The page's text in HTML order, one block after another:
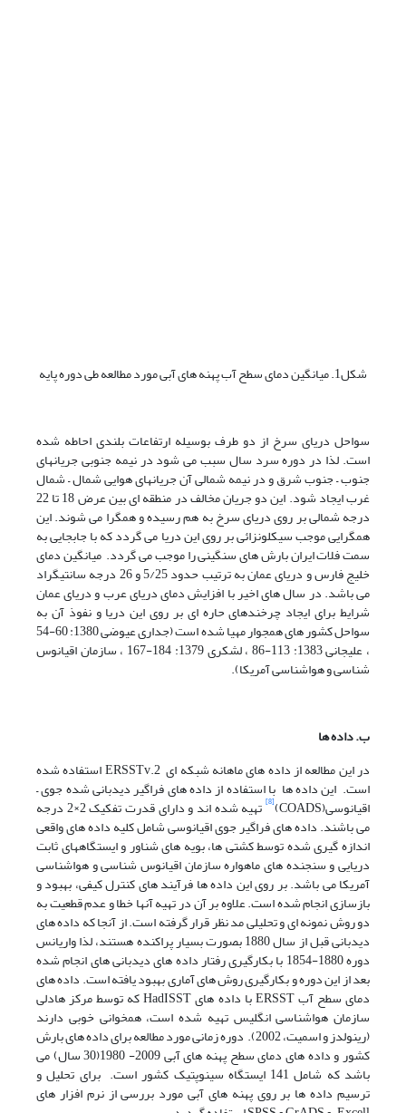
شکل1. میانگین دمای سطح آب پهنه های آبی مورد مطالعه طی دوره پایه
سواحل دریای سرخ از دو طرف بوسیله ارتفاعات بلندی احاطه شده
است. لذا در دوره سرد سال سبب می شود در نیمه جنوبی جریانهای
جنوب – جنوب شرق و در نیمه شمالی آن جریانهای هوایی شمال – شمال
غرب ایجاد شود. این دو جریان مخالف در منطقه ای بین عرض 18 تا 22
درجه شمالی بر روی دریای سرخ به هم رسیده و همگرا می شوند. این
همگرایی موجب سیکلونزائی بر روی این دریا می گردد که با جابجایی به
سمت فلات ایران بارش های سنگینی را موجب می گردد. میانگین دمای
خلیج فارس و دریای عمان به ترتیب حدود 5/25 و 26 درجه سانتیگراد
می باشد. در سال های اخیر با افزایش دمای دریای عرب و دریای عمان
شرایط برای ایجاد چرخندهای حاره ای بر روی این دریا و نفوذ آن به
سواحل کشور های همجوار مهیا شده است (جداری عیوضی 1380: 60-54
، علیجانی 1383: 113-86 ، لشکری 1379: 184-167 ، سازمان اقیانوس
شناسی و هواشناسی آمریکا).
ب. داده ها
در این مطالعه از داده های ماهانه شبکه ای ERSSTv.2 استفاده شده
است. این داده ها با استفاده از داده های فراگیر دیدبانی شده جوی –
اقیانوسی(COADS) [8] تهیه شده اند و دارای قدرت تفکیک 2×2 درجه
می باشند. داده های فراگیر جوی اقیانوسی شامل کلیه داده های واقعی
اندازه گیری شده توسط کشتی ها، بویه های شناور و ایستگاههای ثابت
دریایی و سنجنده های ماهواره سازمان اقیانوس شناسی و هواشناسی
آمریکا می باشد. بر روی این داده ها فرآیند های کنترل کیفی، بهبود و
بازسازی انجام شده است. علاوه بر آن در تهیه آنها خطا و عدم قطعیت به
دو روش نمونه ای و تحلیلی مد نظر قرار گرفته است. از آنجا که داده های
دیدبانی قبل از سال 1880 بصورت بسیار پراکنده هستند، لذا واریانس
دوره 1880-1854 با بکارگیری رفتار داده های دیدبانی های انجام شده
بعد از این دوره و بکارگیری روش های آماری بهبود یافته است. داده های
دمای سطح آب ERSST با داده های HadISST که توسط مرکز هادلی
سازمان هواشناسی انگلیس تهیه شده است، همخوانی خوبی دارند
(رینولدز و اسمیت، 2002). دوره زمانی مورد مطالعه برای داده های بارش
کشور و داده های دمای سطح پهنه های آبی 2009- 1980(30 سال) می
باشد که شامل 141 ایستگاه سینوپتیک کشور است. برای تحلیل و
ترسیم داده ها بر روی پهنه های آبی مورد بررسی از نرم افزار های